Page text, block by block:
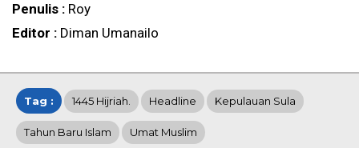
Penulis : Roy
Editor : Diman Umanailo
Tag : 1445 Hijriah. Headline Kepulauan Sula
Tahun Baru Islam Umat Muslim